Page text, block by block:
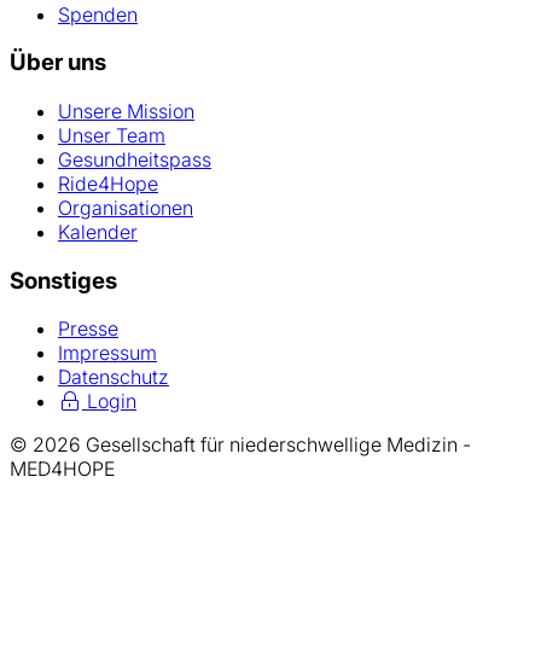
Spenden
Über uns
Unsere Mission
Unser Team
Gesundheitspass
Ride4Hope
Organisationen
Kalender
Sonstiges
Presse
Impressum
Datenschutz
Login
© 2026 Gesellschaft für niederschwellige Medizin -
MED4HOPE